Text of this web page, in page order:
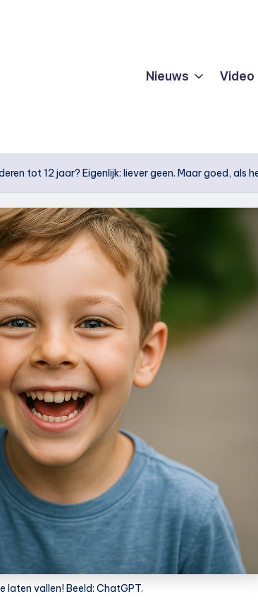
Nieuws Video
tot 12 jaar? Eigenlijk: liever geen. Maar goed, als
laten vallen! Beeld: ChatGPT.